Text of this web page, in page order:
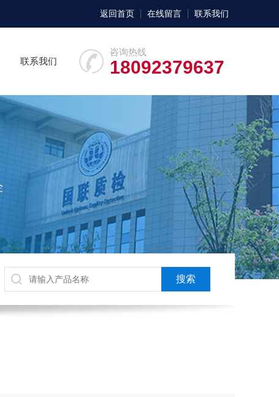
返回首页 在线留言 联系我们
咨询热线
18092379637
联系我们